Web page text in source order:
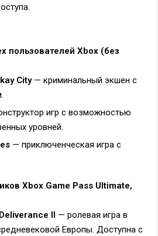
пользователей Xbox (без
City— криминальный экшен с
игр с возможностью
уровней.
— приключенческая игра с
Xbox Game Pass Ultimate,
II — ролевая игра в
Европы. Доступна с